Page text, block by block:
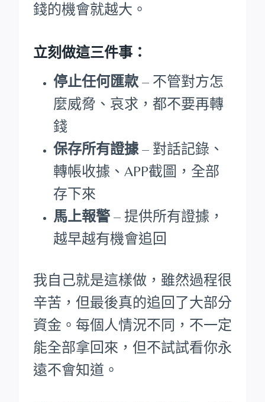
錢的機會就越大。
立刻做這三件事：
停止任何匯款 – 不管對方怎
麼威脅、哀求，都不要再轉
錢
保存所有證據 – 對話記錄、
轉帳收據、APP截圖，全部
存下來
馬上報警 – 提供所有證據，
越早越有機會追回
我自己就是這樣做，雖然過程很
辛苦，但最後真的追回了大部分
資金。每個人情況不同，不一定
能全部拿回來，但不試試看你永
遠不會知道。